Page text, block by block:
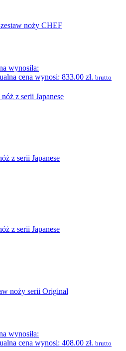
wynosiła:
cena wynosi: 833.00 zł. brutto
wynosiła:
cena wynosi: 408.00 zł. brutto